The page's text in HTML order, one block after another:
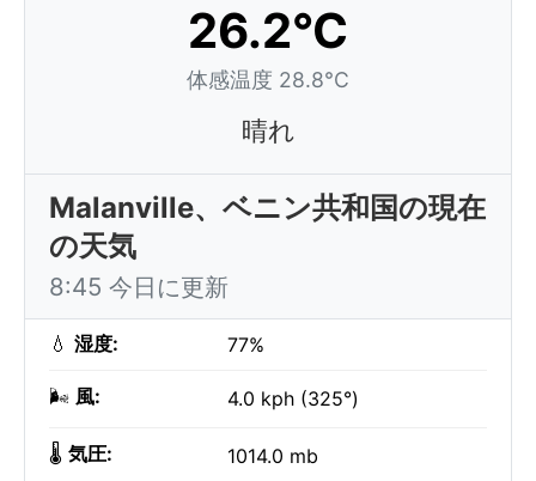
26.2°C
体感温度 28.8°C
晴れ
Malanville、ベニン共和国の現在
の天気
8:45 今日に更新
💧 湿度: 77%
🌬️ 風: 4.0 kph (325°)
🌡️ 気圧: 1014.0 mb